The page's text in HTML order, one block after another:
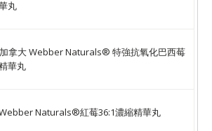
丸
拿大 Webber Naturals® 特強抗氧化巴西莓
華丸
Naturals®紅莓36:1濃縮精華丸